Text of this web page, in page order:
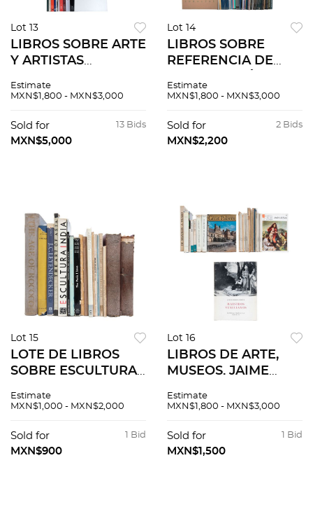
Lot 13
LIBROS SOBRE ARTE
Y ARTISTAS
hablar de arte a los
painting lessons
from the old... Pzs 67
Estimate
MXN$1,800 - MXN$3,000
13 Bids
Sold for
MXN$5,000
Lot 14
LIBROS SOBRE
REFERENCIA DE
HISTORIA DEL ARTE
REFERENCIA DE
BIBLIOGRAFÍA,
Estimate
MXN$1,800 - MXN$3,000
2 Bids
Sold for
MXN$2,200
Lot 15
LOTE DE LIBROS
SOBRE ESCULTURA
Pzs 20
Estimate
MXN$1,000 - MXN$2,000
1 Bid
Sold for
MXN$900
Lot 16
LIBROS DE ARTE,
MUSEOS. JAIME
MAESTROS
MÉXICO, 1962.
Firmado y dedicado
Estimate
MXN$1,800 - MXN$3,000
1 Bid
Sold for
MXN$1,500